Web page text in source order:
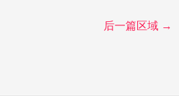
后一篇区域 →